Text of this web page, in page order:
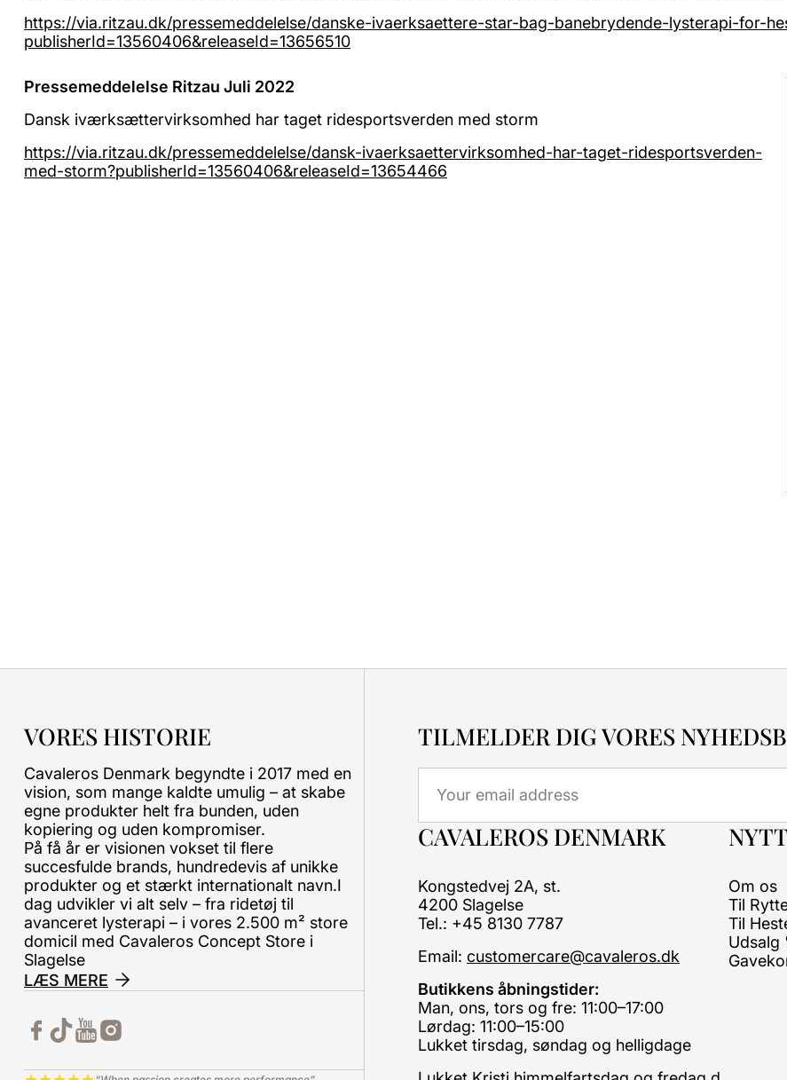
https://via.ritzau.dk/pressemeddelelse/danske-ivaerksaettere-star-bag-banebrydende-lysterapi-for-
publisherId=13560406&releaseId=13656510
Pressemeddelelse Ritzau Juli 2022
Dansk iværksættervirksomhed har taget ridesportsverden med storm
https://via.ritzau.dk/pressemeddelelse/dansk-ivaerksaettervirksomhed-har-taget-ridesportsverden-
med-storm?publisherId=13560406&releaseId=13654466
VORES HISTORIE
Cavaleros Denmark begyndte i 2017 med en
vision, som mange kaldte umulig – at skabe
egne produkter helt fra bunden, uden
kopiering og uden kompromiser.
På få år er visionen vokset til flere
succesfulde brands, hundredevis af unikke
produkter og et stærkt internationalt navn.I
dag udvikler vi alt selv – fra ridetøj til
avanceret lysterapi – i vores 2.500 m² store
domicil med Cavaleros Concept Store i
Slagelse
LÆS MERE
TILMELDER DIG VORES
CAVALEROS DENMARK
Kongstedvej 2A, st.
4200 Slagelse
Tel.: +45 8130 7787
Email: customercare@cavaleros.dk
Butikkens åbningstider:
Man, ons, tors og fre: 11:00–17:00
Lørdag: 11:00–15:00
Lukket tirsdag, søndag og helligdage
Om os
Til
Til
Udsalg